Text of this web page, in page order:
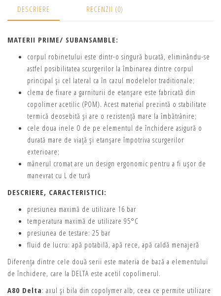
DESCRIERE RECENZII (0)
MATERII PRIME/ SUBANSAMBLE:
corpul robinetului este dintr-o singură bucată, eliminându-se
astfel posibilitatea scurgerilor la îmbinarea dintre corpul
principal şi cel lateral ca în cazul modelelor traditionale;
clema de fixare a garniturii de etanşare este fabricată din
copolimer acetilic (POM). Acest material prezintă o stabilitate
termică deosebită şi are o rezistenţă mare la îmbătrânire;
cele doua inele O de pe elementul de închidere asigură o
durată mare de viaţă şi etanşare împotriva scurgerilor
exterioare;
mânerul cromat are un design ergonomic pentru a fi uşor de
manevrat cu L de tură
DESCRIERE, CARACTERISTICI:
presiunea maximă de utilizare 16 bar
temperatura maximă de utilizare 95°C
presiunea de testare: 25 bar
fluid de lucru: apă potabilă, apă rece, apă caldă menajeră
Diferenţa dintre cele două serii este materia de bază a elementului
de închidere, care la DELTA este acetil copolimerul.
A80 Delta: axul şi bila din copolymer alb, ceea ce permite utilizare